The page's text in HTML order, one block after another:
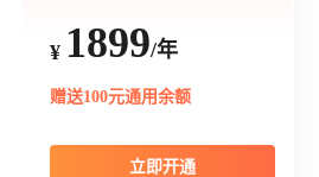
¥ 1899/年
赠送100元通用余额
立即开通